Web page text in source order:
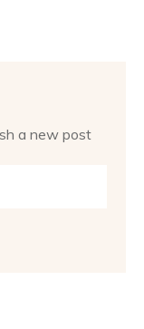
a new post